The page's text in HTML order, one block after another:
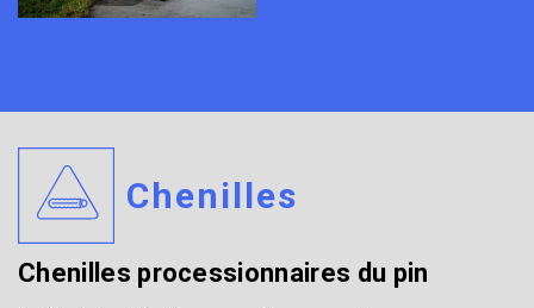
Chenilles
Chenilles processionnaires du pin